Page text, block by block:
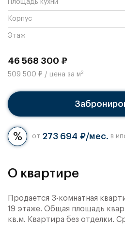
Площадь кухни
Корпус
Этаж
46 568 300 ₽
509 500 ₽ / цена за м2
от 273 694 ₽/мес. в
О квартире
Продается 3-комнатная
19 этаже. Общая площадь
кв.м. Квартира без отделки.